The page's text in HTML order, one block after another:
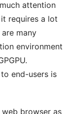
attention
requires a lot
many
environment
end-users is
browser as